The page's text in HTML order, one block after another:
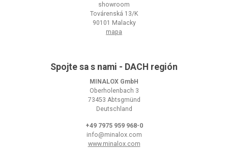
showroom
Továrenská 13/K
90101 Malacky
mapa
Spojte sa s nami - DACH región
MINALOX GmbH
Oberholenbach 3
73453 Abtsgmünd
Deutschland
+49 7975 959 968-0
info@minalox.com
www.minalox.com